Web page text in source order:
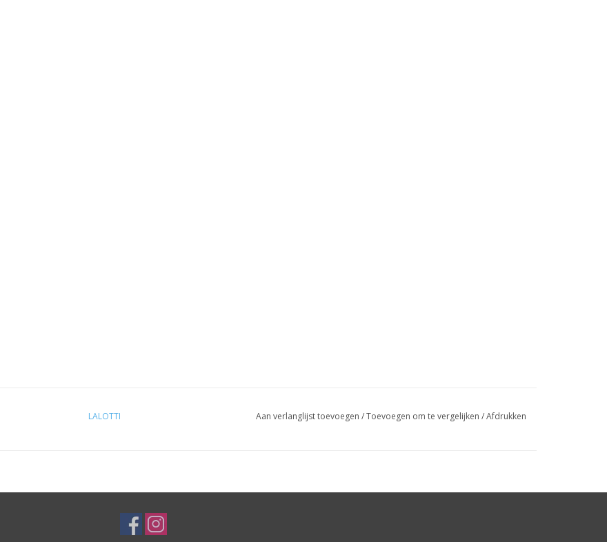
LALOTTI Aan verlanglijst toevoegen /Toevoegen om te vergelijken /Afdrukken